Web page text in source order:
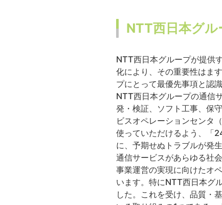
NTT西日本グ
NTT西日本グループが提供
化により、その重要性はま
プにとって最優先事項と認識
NTT西日本グループの通信
発・検証、ソフト工事、保
ビスオペレーションセンタ
使っていただけるよう、「
に、予期せぬトラブルが発
通信サービスがあらゆる社
事業運営の実現に向けたオ
います。特にNTT西日本グ
した。これを受け、品質・